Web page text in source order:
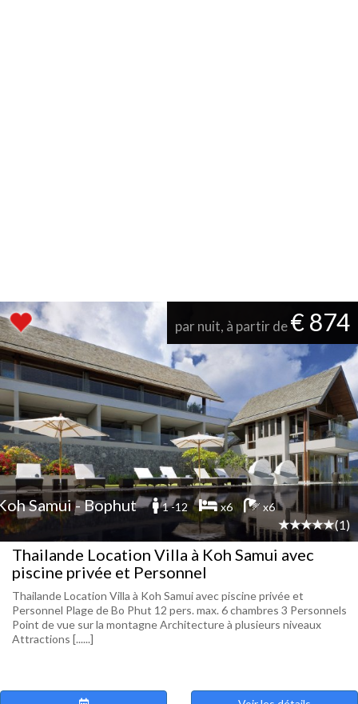
par nuit, à partir de€ 874
Samui - Bophut 1 -12 x6 x6
(1)
Thailande Location Villa à Koh Samui avec
piscine privée et Personnel
Thailande Location Villa à Koh Samui avec piscine privée et
Personnel Plage de Bo Phut 12 pers. max. 6 chambres 3 Personnels
Point de vue sur la montagne Architecture à plusieurs niveaux
Attractions [......]